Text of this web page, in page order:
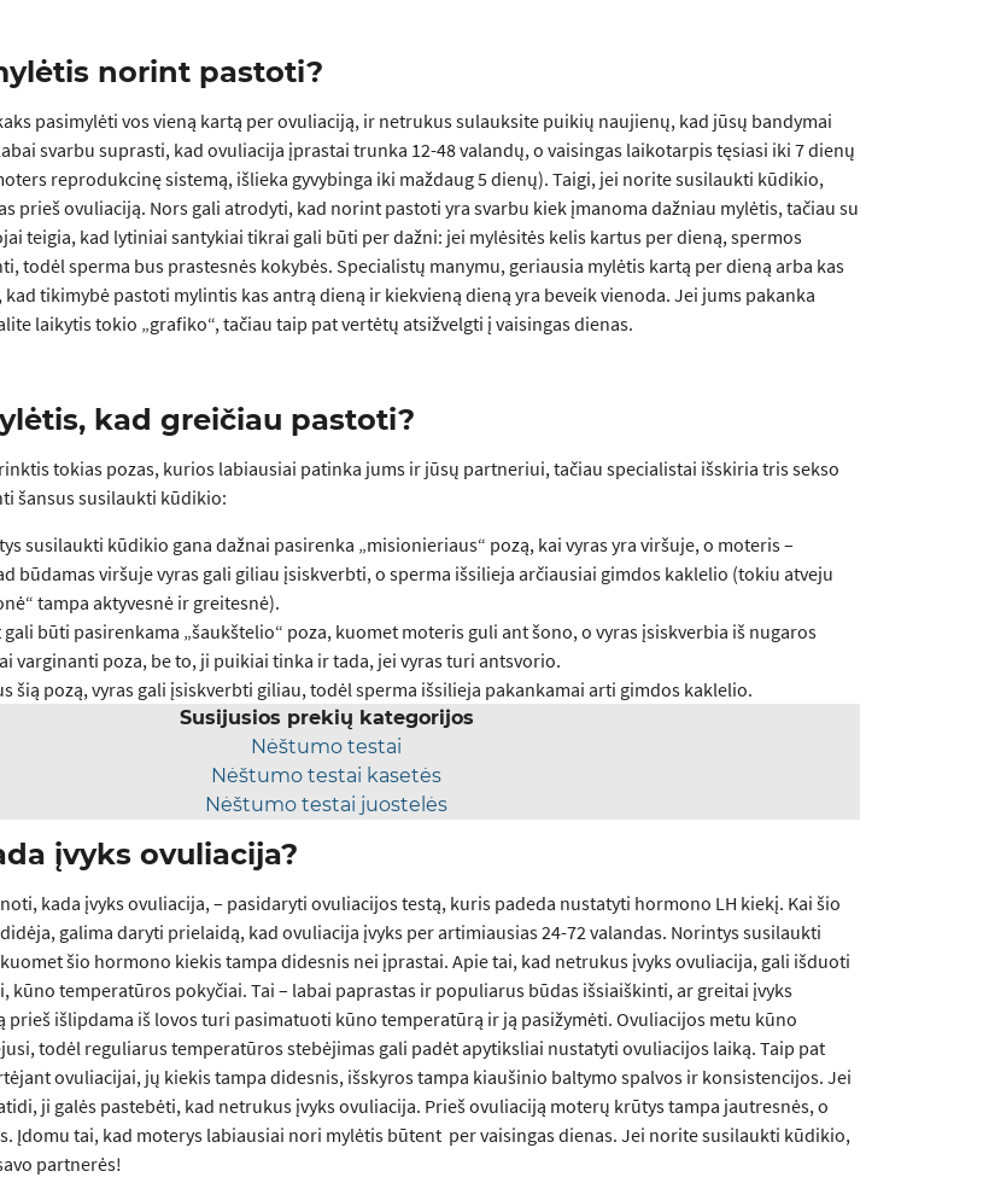
norint pastoti?
pasimylėti vos vieną kartą per ovuliaciją, ir netrukus sulauksite puikių naujienų, kad jūsų bandymai
svarbu suprasti, kad ovuliacija įprastai trunka 12-48 valandų, o vaisingas laikotarpis tęsiasi iki 7 dienų
reprodukcinę sistemą, išlieka gyvybinga iki maždaug 5 dienų). Taigi, jei norite susilaukti kūdikio,
prieš ovuliaciją. Nors gali atrodyti, kad norint pastoti yra svarbu kiek įmanoma dažniau mylėtis, tačiau su
teigia, kad lytiniai santykiai tikrai gali būti per dažni: jei mylėsitės kelis kartus per dieną, spermos
todėl sperma bus prastesnės kokybės. Specialistų manymu, geriausia mylėtis kartą per dieną arba kas
tikimybė pastoti mylintis kas antrą dieną ir kiekvieną dieną yra beveik vienoda. Jei jums pakanka
laikytis tokio „grafiko“, tačiau taip pat vertėtų atsižvelgti į vaisingas dienas.
kad greičiau pastoti?
tokias pozas, kurios labiausiai patinka jums ir jūsų partneriui, tačiau specialistai išskiria tris sekso
šansus susilaukti kūdikio:
susilaukti kūdikio gana dažnai pasirenka „misionieriaus“ pozą, kai vyras yra viršuje, o moteris –
būdamas viršuje vyras gali giliau įsiskverbti, o sperma išsilieja arčiausiai gimdos kaklelio (tokiu atveju
tampa aktyvesnė ir greitesnė).
gali būti pasirenkama „šaukštelio“ poza, kuomet moteris guli ant šono, o vyras įsiskverbia iš nugaros
varginanti poza, be to, ji puikiai tinka ir tada, jei vyras turi antsvorio.
šią pozą, vyras gali įsiskverbti giliau, todėl sperma išsilieja pakankamai arti gimdos kaklelio.
Susijusios prekių kategorijos
Nėštumo testai
Nėštumo testai kasetės
Nėštumo testai juostelės
įvyks ovuliacija?
kada įvyks ovuliacija, – pasidaryti ovuliacijos testą, kuris padeda nustatyti hormono LH kiekį. Kai šio
galima daryti prielaidą, kad ovuliacija įvyks per artimiausias 24-72 valandas. Norintys susilaukti
šio hormono kiekis tampa didesnis nei įprastai. Apie tai, kad netrukus įvyks ovuliacija, gali išduoti
kūno temperatūros pokyčiai. Tai – labai paprastas ir populiarus būdas išsiaiškinti, ar greitai įvyks
prieš išlipdama iš lovos turi pasimatuoti kūno temperatūrą ir ją pasižymėti. Ovuliacijos metu kūno
todėl reguliarus temperatūros stebėjimas gali padėt apytiksliai nustatyti ovuliacijos laiką. Taip pat
ovuliacijai, jų kiekis tampa didesnis, išskyros tampa kiaušinio baltymo spalvos ir konsistencijos. Jei
ji galės pastebėti, kad netrukus įvyks ovuliacija. Prieš ovuliaciją moterų krūtys tampa jautresnės, o
Įdomu tai, kad moterys labiausiai nori mylėtis būtent per vaisingas dienas. Jei norite susilaukti kūdikio,
partnerės!